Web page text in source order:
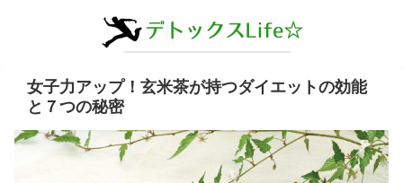
女子力アップ！玄米茶が持つダイエットの効能
と７つの秘密